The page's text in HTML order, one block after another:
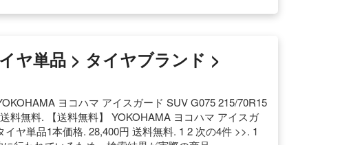
ヤ単品 > タイヤブランド >
ヨコハマ アイスガード SUV G075 215/70R15
料無料. 【送料無料】 YOKOHAMA ヨコハマ アイスガ
ヤ単品1本価格. 28,400円 送料無料. 1 2 次の4件 >>. 1